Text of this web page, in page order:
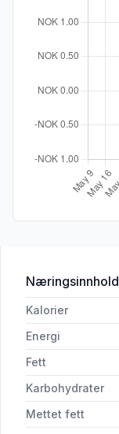
Næringsinnhold
Kalorier
Energi
Fett
Karbohydrater
Mettet fett